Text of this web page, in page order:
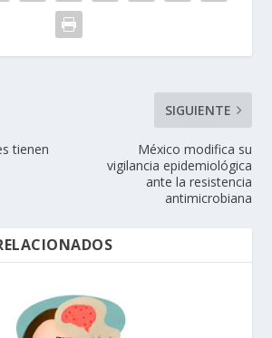
tienen
SIGUIENTE
México modifica su
vigilancia epidemiológica
ante la resistencia
antimicrobiana